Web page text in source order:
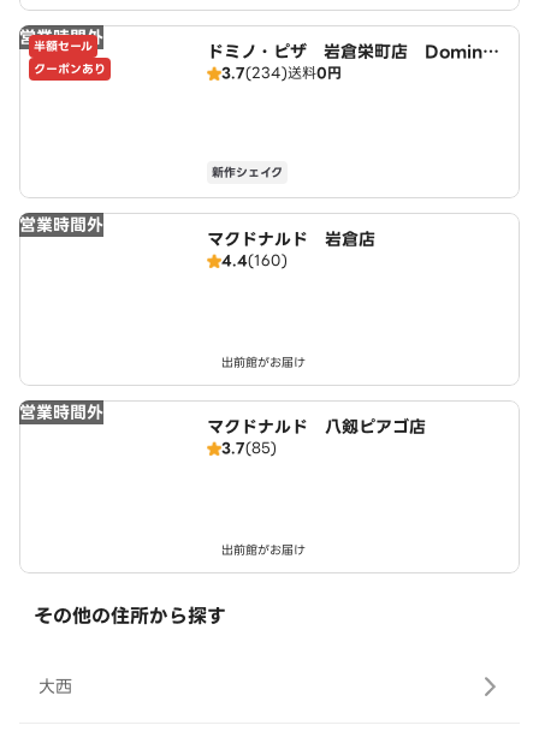
営業時間外
半額セール
クーポンあり
ドミノ・ピザ 岩倉栄町店 Domin
o's3.7(234)送料0円
新作シェイク
営業時間外
マクドナルド 岩倉店
4.4(160)
出前館がお届け
営業時間外
マクドナルド 八剱ピアゴ店
3.7(85)
出前館がお届け
その他の住所から探す
大西